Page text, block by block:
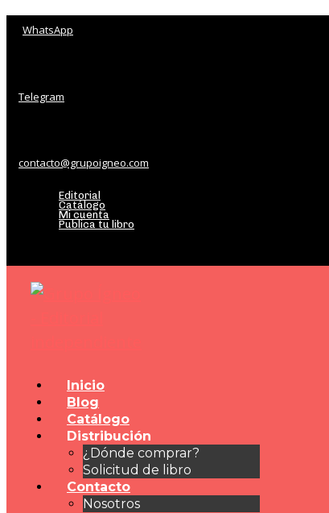
WhatsApp
Telegram
contacto@grupoigneo.com
Editorial
Catálogo
Mi cuenta
Publica tu libro
Inicio
Blog
Catálogo
Distribución
¿Dónde comprar?
Solicitud de libro
Contacto
Nosotros